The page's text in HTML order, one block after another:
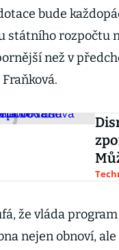
bude
státního rozpočtu
než v
že vláda
nejen obnoví,